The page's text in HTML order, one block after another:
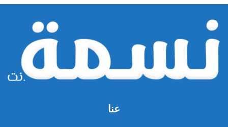
عنا